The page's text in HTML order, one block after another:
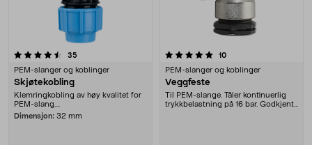
35
PEM-slanger og koblinger
Skjøtekobling
Klemringkobling av høy kvalitet for
PEM-slang....
Dimensjon: 32 mm
5.0 av 5 stjerner 10anmeldelser
PEM-slanger og koblinger
Veggfeste
Til PEM-slange. Tåler kontinuerlig
trykkbelastning på 16 bar. Godkjent